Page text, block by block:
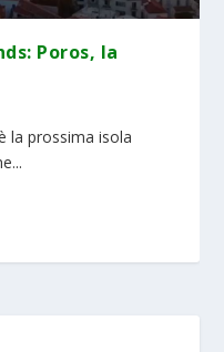
Poros, la
la prossima isola